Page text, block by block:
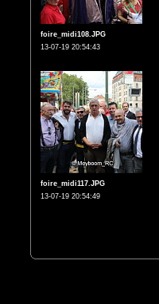
foire_midi108.JPG
13-07-19 20:54:43
foire_midi117.JPG
13-07-19 20:54:49